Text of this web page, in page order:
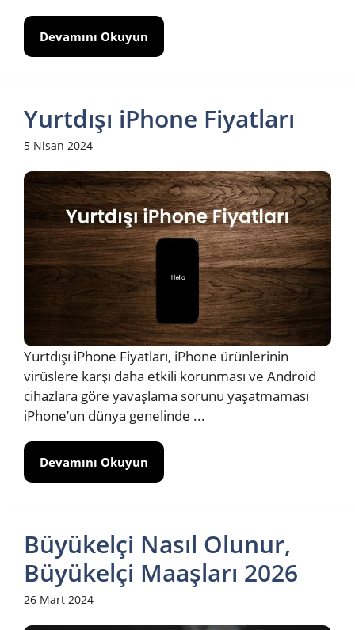
Devamını Okuyun
Yurtdışı iPhone Fiyatları
5 Nisan 2024
Yurtdışı iPhone Fiyatları, iPhone ürünlerinin
virüslere karşı daha etkili korunması ve Android
cihazlara göre yavaşlama sorunu yaşatmaması
iPhone’un dünya genelinde ...
Devamını Okuyun
Büyükelçi Nasıl Olunur,
Büyükelçi Maaşları 2026
26 Mart 2024